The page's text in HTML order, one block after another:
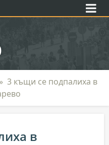
3 къщи се подпалиха в
в